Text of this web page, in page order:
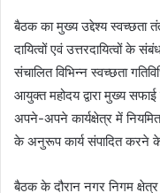
बैठक का मुख्य उद्देश्य स्वच्छता
दायित्वों एवं उत्तरदायित्वों के
संचालित विभिन्न स्वच्छता
आयुक्त महोदय द्वारा मुख्य सफाई
अपने-अपने कार्यक्षेत्र में नियमित
के अनुरूप कार्य संपादित करने के
बैठक के दौरान नगर निगम